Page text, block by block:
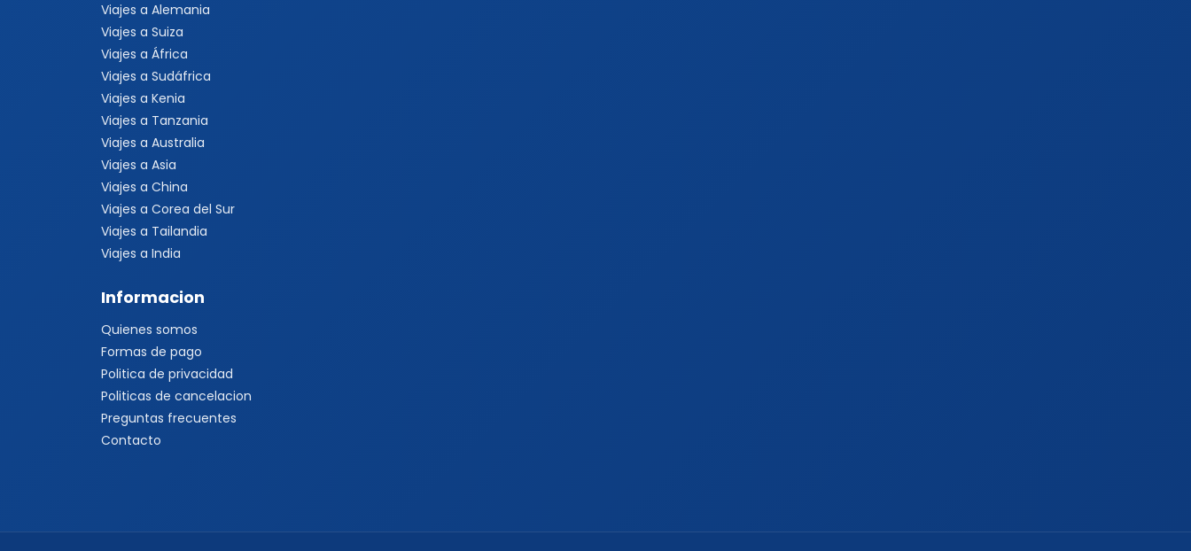
Viajes a Alemania
Viajes a Suiza
Viajes a África
Viajes a Sudáfrica
Viajes a Kenia
Viajes a Tanzania
Viajes a Australia
Viajes a Asia
Viajes a China
Viajes a Corea del Sur
Viajes a Tailandia
Viajes a India
Informacion
Quienes somos
Formas de pago
Politica de privacidad
Politicas de cancelacion
Preguntas frecuentes
Contacto